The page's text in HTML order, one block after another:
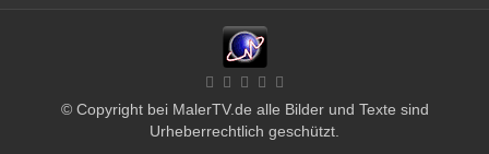
© Copyright bei MalerTV.de alle Bilder und Texte sind
Urheberrechtlich geschützt.